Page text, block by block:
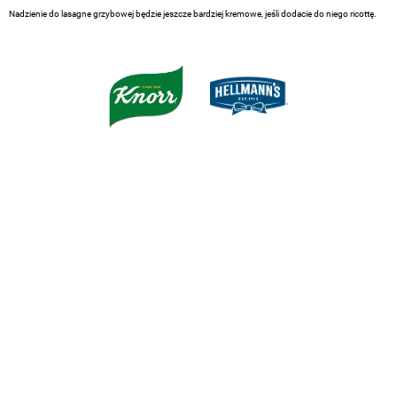
Nadzienie do lasagne grzybowej będzie jeszcze bardziej kremowe, jeśli dodacie do niego ricottę.